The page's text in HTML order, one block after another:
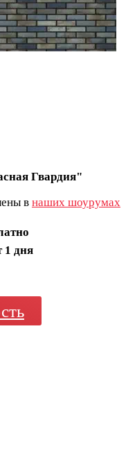
Гвардия"
в наших шоурумах
1 дня